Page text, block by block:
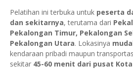
Pelatihan ini terbuka untuk peserta
dan sekitarnya, terutama dari
Pekalongan Timur, Pekalongan
Pekalongan Utara. Lokasinya
kendaraan pribadi maupun
sekitar 45-60 menit dari pusat